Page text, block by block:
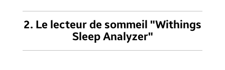
2. Le lecteur de sommeil "Withings
Sleep Analyzer"